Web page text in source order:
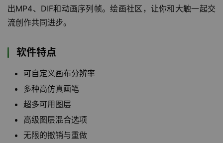
出MP4、DIF和动画序列帧。绘画社区，让你和大触一起交
流创作共同进步。
软件特点
可自定义画布分辨率
多种高仿真画笔
超多可用图层
高级图层混合选项
无限的撤销与重做